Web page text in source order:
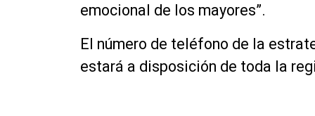
emocional de los mayores”.
El número de teléfono de la
estará a disposición de toda la